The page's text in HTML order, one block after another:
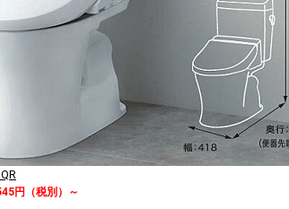
円（税別）～